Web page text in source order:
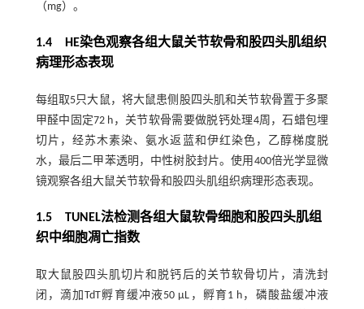
（mg）。
1.4 HE染色观察各组大鼠关节软骨和股四头肌组织
病理形态表现
每组取5只大鼠，将大鼠患侧股四头肌和关节软骨置于多聚
甲醛中固定72 h，关节软骨需要做脱钙处理4周，石蜡包埋
切片，经苏木素染、氨水返蓝和伊红染色，乙醇梯度脱
水，最后二甲苯透明，中性树胶封片。使用400倍光学显微
镜观察各组大鼠关节软骨和股四头肌组织病理形态表现。
1.5 TUNEL法检测各组大鼠软骨细胞和股四头肌组
织中细胞凋亡指数
取大鼠股四头肌切片和脱钙后的关节软骨切片，清洗封
闭，滴加TdT孵育缓冲液50 μL，孵育1 h，磷酸盐缓冲液